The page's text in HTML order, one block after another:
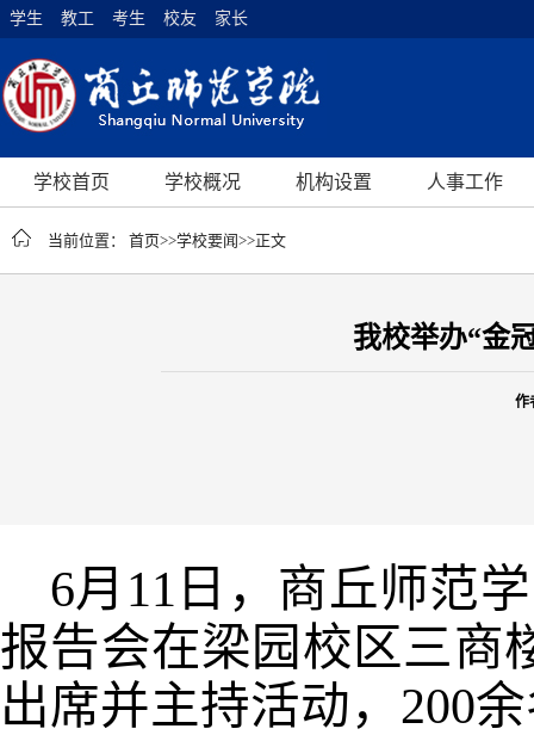
学生 教工 考生 校友 家长
学校首页 学校概况 机构设置 人事工作
当前位置： 首页>>学校要闻>>正文
我校举办“金
作
6月11日，商丘师范
报告会在梁园校区三商
出席并主持活动，200